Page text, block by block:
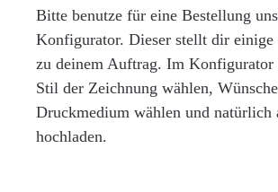
Bitte benutze für eine Bestellung
Konfigurator. Dieser stellt dir einige
zu deinem Auftrag. Im Konfigurator
Stil der Zeichnung wählen,
Druckmedium wählen und natürlich
hochladen.